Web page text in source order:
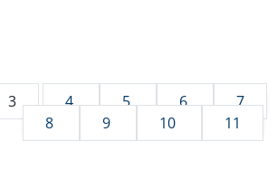
3 4 5 6
7
8
9 10 11